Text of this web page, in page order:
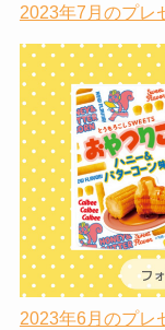
2023年7月のプレ
2023年6月のプレ